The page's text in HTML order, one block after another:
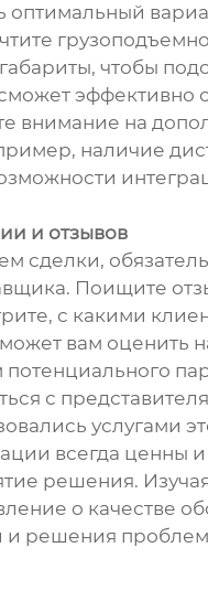
оптимальный
чтобы
эффективно
внимание на
наличие
и отзывов
сделки,
Поищите
с какими
вам оценить
с
услугами
всегда ценны и
решения.
о качестве
и решения